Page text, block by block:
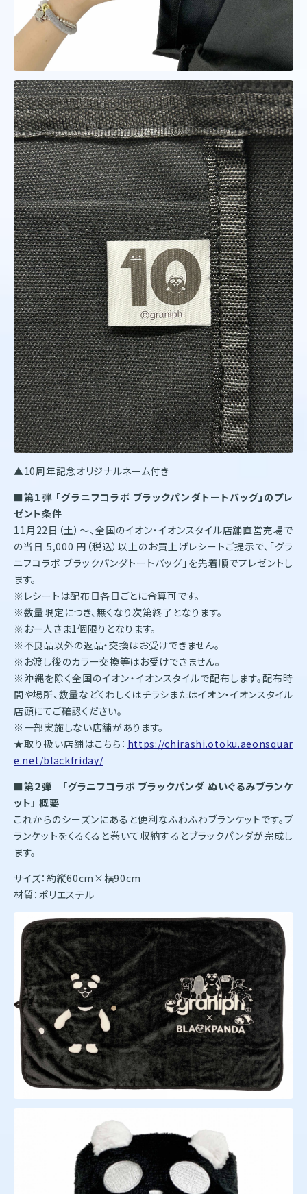
▲10周年記念オリジナルネーム付き
■第１弾 「グラニフコラボ ブラックパンダトートバッグ」のプレ
ゼント条件
11月22日（土）～、全国のイオン・イオンスタイル店舗直営売場で
の当日 5,000 円（税込）以上のお買上げレシートご提示で、「グラ
ニフコラボ ブラックパンダトートバッグ」を先着順でプレゼントし
ます。
※レシートは配布日各日ごとに合算可です。
※数量限定につき、無くなり次第終了となります。
※お一人さま1個限りとなります。
※不良品以外の返品・交換はお受けできません。
※お渡し後のカラー交換等はお受けできません。
※沖縄を除く全国のイオン・イオンスタイルで配布します。配布時
間や場所、数量などくわしくはチラシまたはイオン・イオンスタイル
店頭にてご確認ください。
※一部実施しない店舗があります。
★取り扱い店舗はこちら： https://chirashi.otoku.aeonsquar
e.net/blackfriday/
■第２弾 「グラニフコラボ ブラックパンダ ぬいぐるみブランケ
ット」 概要
これからのシーズンにあると便利なふわふわブランケットです。ブ
ランケットをくるくると巻いて収納するとブラックパンダが完成し
ます。
サイズ：約縦60cm×横90cm
材質：ポリエステル